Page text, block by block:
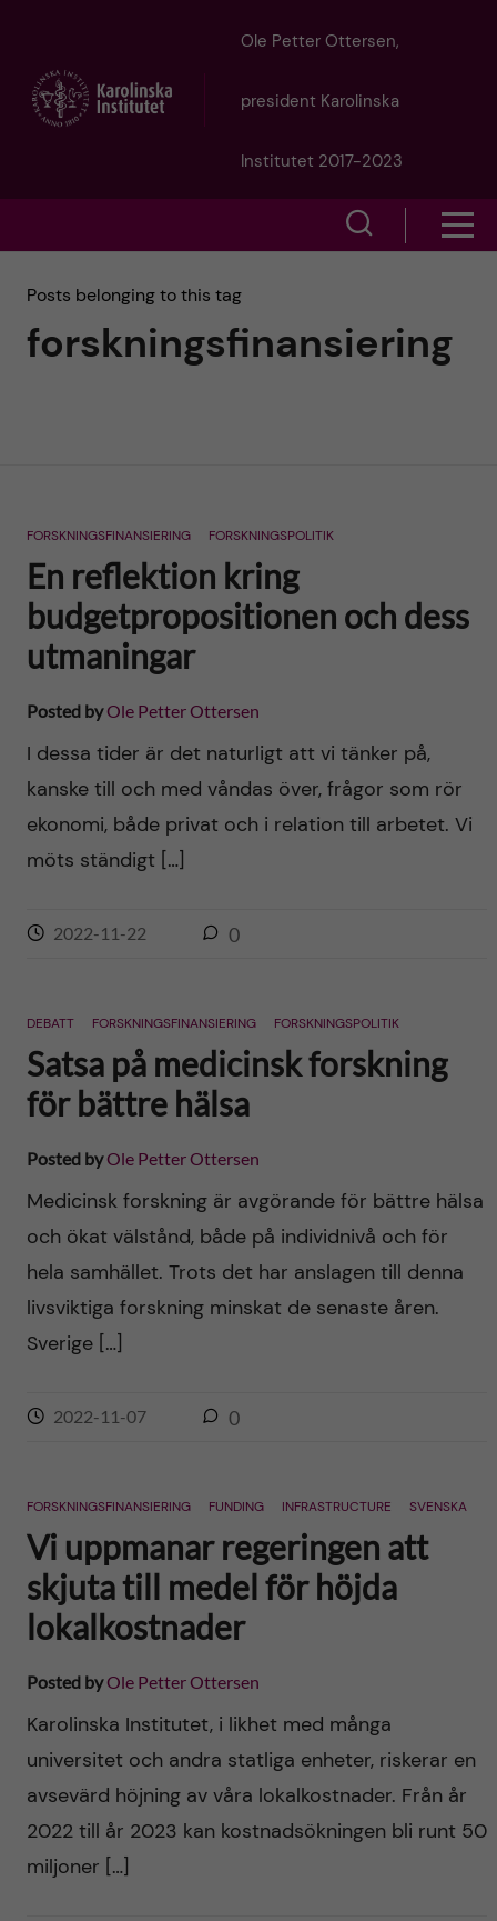
t
m
Ole Petter Ottersen,
president Karolinska
Institutet 2017-2023
w
h
d
o
u
Posts belonging to this tag
forskningsfinansiering
FORSKNINGSFINANSIERING FORSKNINGSPOLITIK
En reflektion kring
budgetpropositionen och dess
utmaningar
Posted byOle Petter Ottersen
I dessa tider är det naturligt att vi tänker på,
kanske till och med våndas över, frågor som rör
ekonomi, både privat och i relation till arbetet. Vi
möts ständigt […]
2022-11-22 0
DEBATT FORSKNINGSFINANSIERING FORSKNINGSPOLITIK
Satsa på medicinsk forskning
för bättre hälsa
Posted byOle Petter Ottersen
Medicinsk forskning är avgörande för bättre hälsa
och ökat välstånd, både på individnivå och för
hela samhället. Trots det har anslagen till denna
livsviktiga forskning minskat de senaste åren.
Sverige […]
2022-11-07 0
FORSKNINGSFINANSIERING FUNDING INFRASTRUCTURE SVENSKA
Vi uppmanar regeringen att
skjuta till medel för höjda
lokalkostnader
Posted byOle Petter Ottersen
Karolinska Institutet, i likhet med många
universitet och andra statliga enheter, riskerar en
avsevärd höjning av våra lokalkostnader. Från år
2022 till år 2023 kan kostnadsökningen bli runt 50
miljoner […]